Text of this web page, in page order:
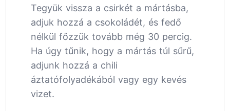
Tegyük vissza a csirkét a mártásba,
adjuk hozzá a csokoládét, és fedő
nélkül főzzük tovább még 30 percig.
Ha úgy tűnik, hogy a mártás túl sűrű,
adjunk hozzá a chili
áztatófolyadékából vagy egy kevés
vizet.